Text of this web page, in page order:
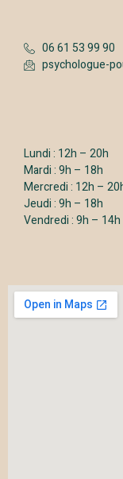
06 61 53 99 90
psychologue-
Lundi : 12h – 20h
Mardi : 9h – 18h
Mercredi : 12h –
Jeudi : 9h – 18h
Vendredi : 9h – 14h